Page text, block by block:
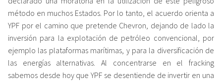
método en muchos Estados. Por lo tanto, el acuerdo orienta a
YPF por el camino que pretende Chevron, dejando de lado la
inversión para la explotación de petróleo convencional, por
ejemplo las plataformas marítimas, y para la diversificación de
las energías alternativas. Al concentrarse en el fracking
sabemos desde hoy que YPF se desentiende de invertir en una